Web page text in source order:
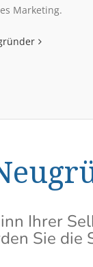
Marketing.
Ihrer
Sie die